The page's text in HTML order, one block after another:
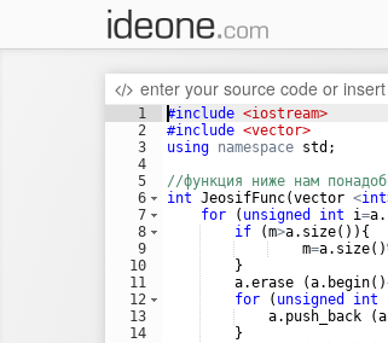
enter your source code or insert
1
2
3
4
5
6
7
8
9
10
11
12
13
14
#include <iostream>
#include <vector>
using namespace std ;
//функция ниже нам
int JeosifFunc(vector <int
for
( unsigned int i=a.
if
(m>a. size( )) {
m=a. size( )
}
a.erase (a. begin( )
for
( unsigned int
a. push_back (a
}